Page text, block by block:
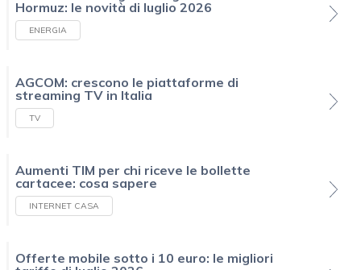
Hormuz: le novità di luglio 2026
ENERGIA
AGCOM: crescono le piattaforme di
streaming TV in Italia
TV
Aumenti TIM per chi riceve le bollette
cartacee: cosa sapere
INTERNET CASA
Offerte mobile sotto i 10 euro: le migliori